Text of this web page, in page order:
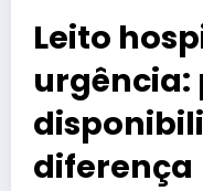
Leito
urgência:
diferença